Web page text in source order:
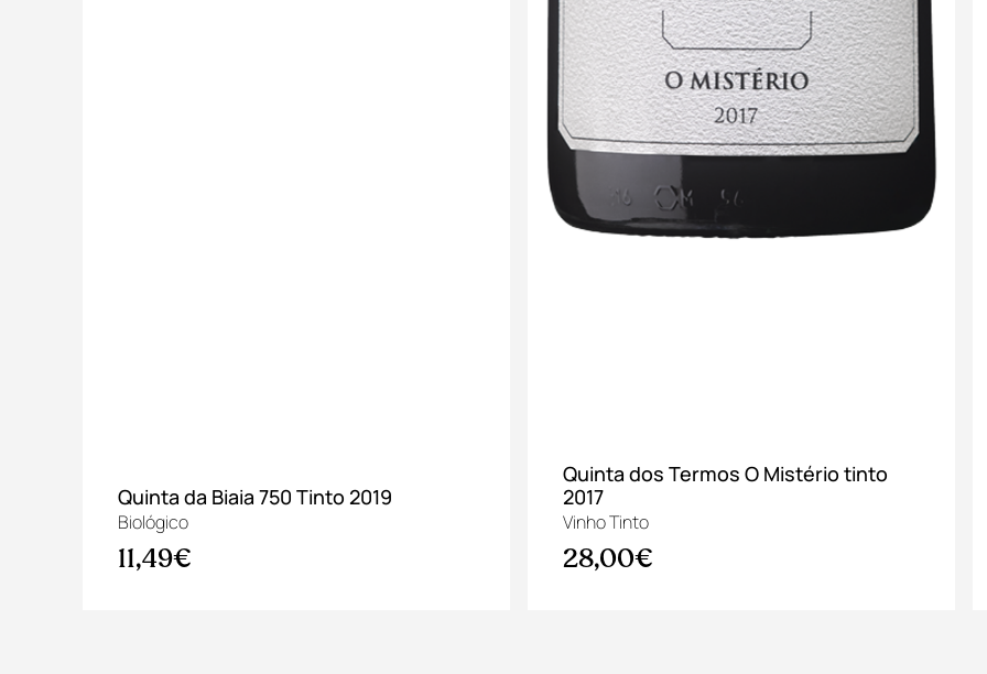
Quinta da Biaia 750 Tinto 2019
Biológico
11,49€
Quinta dos Termos O Mistério tinto
2017
Vinho Tinto
28,00€